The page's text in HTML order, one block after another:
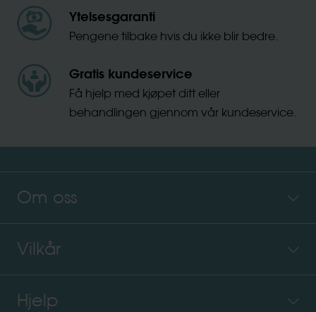
Ytelsesgaranti
Pengene tilbake hvis du ikke blir bedre.
Gratis kundeservice
Få hjelp med kjøpet ditt eller
behandlingen gjennom vår kundeservice.
Om oss
Vilkår
Hjelp